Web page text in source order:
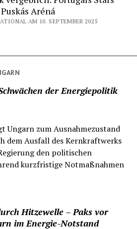
der Energiepolitik
Ungarn zum Ausnahmezustand
dem Ausfall des Kernkraftwerks
den politischen
kurzfristige Notmaßnahmen
Hitzewelle – Paks vor
im Energie-Notstand
Aréná
AM 10. SEPTEMBER 2025